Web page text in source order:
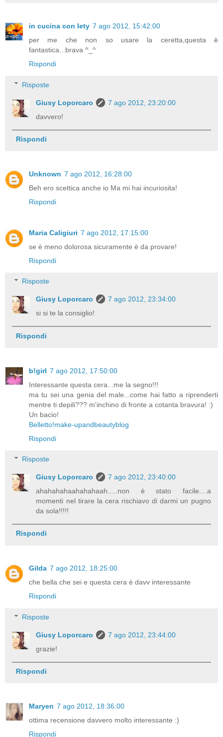
in cucina con lety 7 ago 2012, 15:42:00
per me che non so usare la ceretta,questa è
fantastica...brava ^_^
Rispondi
Risposte
Giusy Loporcaro
7 ago 2012, 23:20:00
davvero!
Rispondi
Unknown 7 ago 2012, 16:28:00
Beh ero scettica anche io Ma mi hai incuriosita!
Rispondi
Maria Caligiuri 7 ago 2012, 17:15:00
se è meno dolorosa sicuramente è da provare!
Rispondi
Risposte
Giusy Loporcaro
7 ago 2012, 23:34:00
si si te la consiglio!
Rispondi
b!girl 7 ago 2012, 17:50:00
Interessante questa cera...me la segno!!!
ma tu sei una genia del male...come hai fatto a riprenderti
mentre ti depili??? m'inchino di fronte a cotanta bravura! :)
Un bacio!
Belletto!make-upandbeautyblog
Rispondi
Risposte
Giusy Loporcaro
7 ago 2012, 23:40:00
ahahahahaahahahaah.....non è stato facile....a
momenti nel tirare la cera rischiavo di darmi un pugno
da sola!!!!!
Rispondi
Gilda 7 ago 2012, 18:25:00
che bella che sei e questa cera è davv interessante
Rispondi
Risposte
Giusy Loporcaro
7 ago 2012, 23:44:00
grazie!
Rispondi
Maryen 7 ago 2012, 18:36:00
ottima recensione davvero molto interessante :)
Rispondi